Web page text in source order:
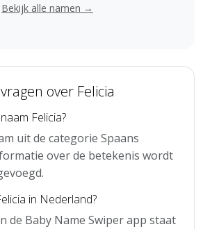
Bekijk alle namen →
over Felicia
Felicia?
uit de categorie Spaans
over de betekenis wordt
in Nederland?
de Baby Name Swiper app staat